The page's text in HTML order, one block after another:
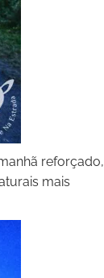
reforçado,
mais